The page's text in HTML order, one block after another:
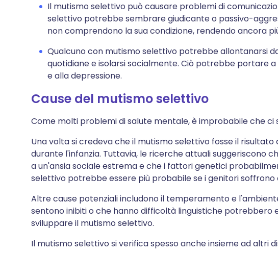
Il mutismo selettivo può causare problemi di
selettivo potrebbe sembrare giudicante o passivo-
non comprendono la sua condizione, rendendo ancora
Qualcuno con mutismo selettivo potrebbe allontanarsi
quotidiane e isolarsi socialmente. Ciò potrebbe portare
e alla depressione.
Cause del mutismo selettivo
Come molti problemi di salute mentale, è improbabile che ci
Una volta si credeva che il mutismo selettivo fosse il
durante l'infanzia. Tuttavia, le ricerche attuali suggeriscono
a un'ansia sociale estrema e che i fattori genetici
selettivo potrebbe essere più probabile se i genitori soffrono
Altre cause potenziali includono il temperamento e
sentono inibiti o che hanno difficoltà linguistiche potrebbero
sviluppare il mutismo selettivo.
Il mutismo selettivo si verifica spesso anche insieme ad altri